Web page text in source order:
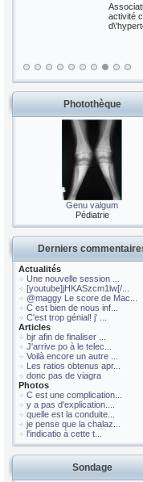
Associations dose-réponse
activité cycliste et le risque
d\'hypertension artérielle
Photothèque
Genu valgum
Pédiatrie
Derniers
Actualités
Une nouvelle session ...
[youtube]jHKASzcm1lw[/...
@maggy Le score de Mac...
C est bien de nous inf...
C'est trop génial! j' ...
Articles
bjr afin de finaliser ...
J'arrive po à le telec...
Voilà encore un autre ...
Les ratios obtenus apr...
donc pas de viagra
Photos
C est une complication...
y a pas d'explication....
quelle est la conduite...
je pense que la chalaz...
l'indicatio à cette t...
Sondage